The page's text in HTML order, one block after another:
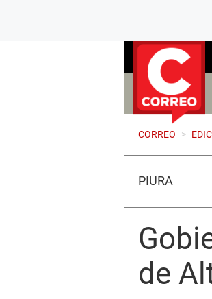
CORREO >
PIURA
de